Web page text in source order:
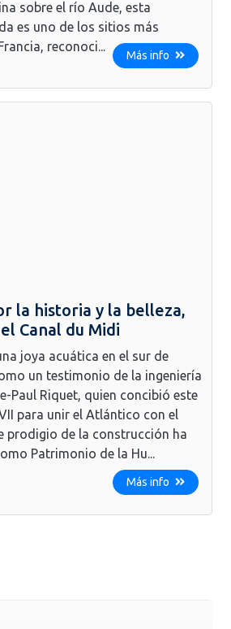
sobre el río Aude, esta
es uno de los sitios más
reconoci...
Más info
la historia y la belleza,
Canal du Midi
joya acuática en el sur de
un testimonio de la ingeniería
Paul Riquet, quien concibió este
para unir el Atlántico con el
prodigio de la construcción ha
Patrimonio de la Hu...
Más info